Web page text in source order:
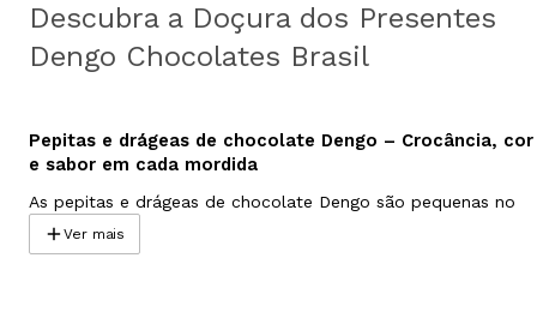
Descubra a Doçura dos Presentes
Dengo Chocolates Brasil
Pepitas e drágeas de chocolate Dengo – Crocância, cor
e sabor em cada mordida
As pepitas e drágeas de chocolate Dengo são pequenas no
tamanho, mas enormes em sabor. Feitas com cacau 100%
brasileiro e ingredientes naturais cuidadosamente
Ver mais